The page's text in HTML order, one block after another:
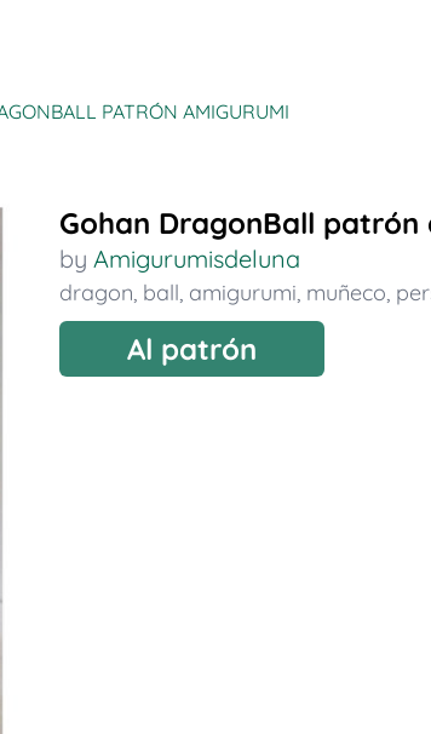
PATRÓN AMIGURUMI
Gohan DragonBall patrón
by Amigurumisdeluna
dragon, ball, amigurumi, muñeco,
Al patrón